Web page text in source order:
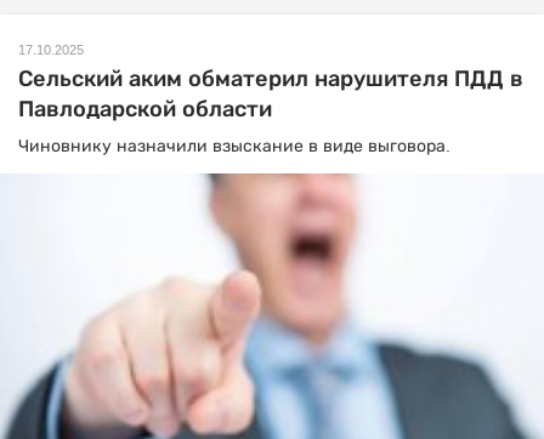
17.10.2025
Сельский аким обматерил нарушителя ПДД в
Павлодарской области
Чиновнику назначили взыскание в виде выговора.